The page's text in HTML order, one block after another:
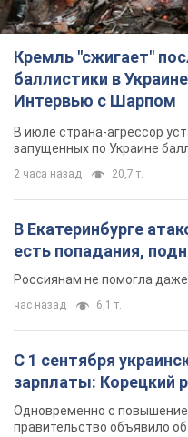
Кремль "сжигает"
баллистики в
Интервью с Шарпом
В июле страна-агрессор
запущенных по Украине
2 часа назад 20,7 т.
В Екатеринбурге
есть попадания,
Россиянам не помогла
час назад 6,1 т.
С 1 сентября
зарплаты: Корецкий
Одновременно с
правительство объявило